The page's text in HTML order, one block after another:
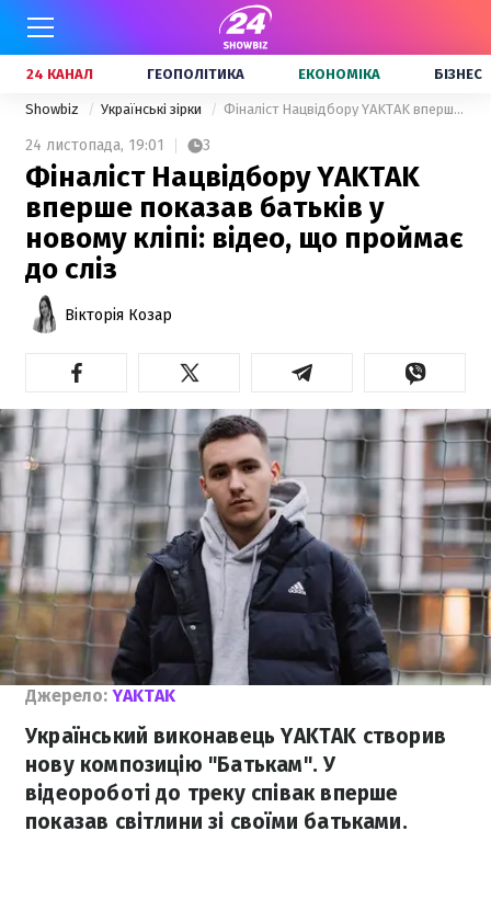
24 КАНАЛ ГЕОПОЛІТИКА ЕКОНОМІКА БІЗНЕС
Showbiz Українські зірки Фіналіст Нацвідбору YAKTAK вперше показав батьків у новому кліпі: відео, що проймає до сліз
24 листопада, 19:01 3
Фіналіст Нацвідбору YAKTAK
вперше показав батьків у
новому кліпі: відео, що проймає
до сліз
Вікторія Козар
Джерело: YAKTAK
Український виконавець YAKTAK створив
нову композицію "Батькам". У
відеороботі до треку співак вперше
показав світлини зі своїми батьками.